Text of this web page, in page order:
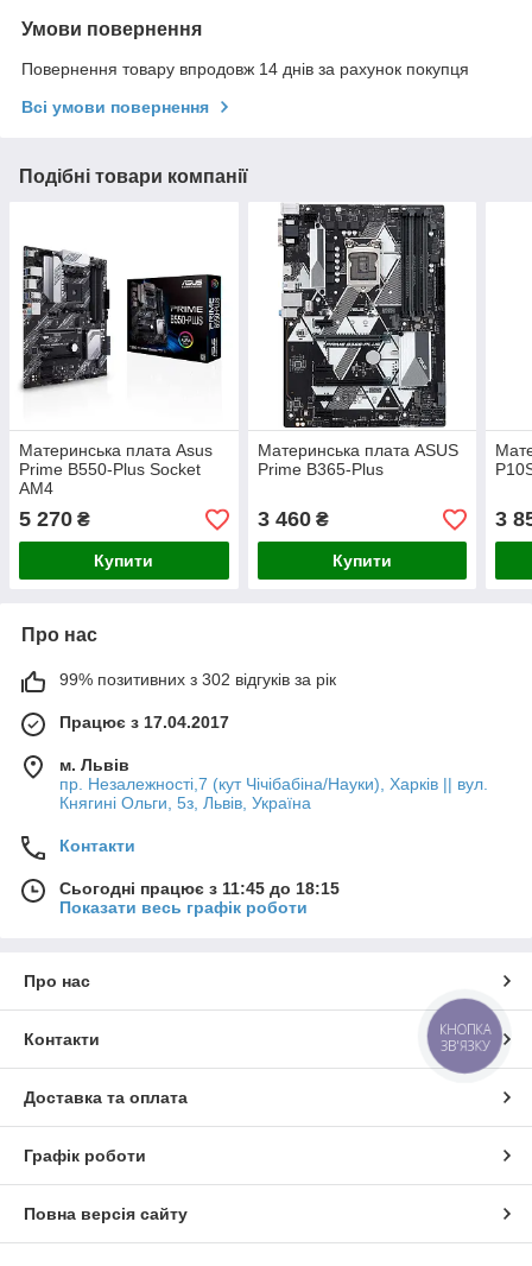
Умови повернення
Повернення товару впродовж 14 днів за рахунок покупця
Всі умови повернення
Подібні товари компанії
Материнська плата Asus
Prime B550-Plus Socket
AM4
5 270 ₴
Купити
Материнська плата ASUS
Prime B365-Plus
3 460₴
Купити
3
Про нас
99% позитивних з 302 відгуків за рік
Працює з 17.04.2017
м. Львів
пр. Незалежності,7 (кут Чічібабіна/Науки), Харків || вул.
Княгині Ольги, 5з, Львів, Україна
Контакти
Сьогодні працює з 11:45 до 18:15
Показати весь графік роботи
Про нас
Контакти
Доставка та оплата
Графік роботи
Повна версія сайту
КНОПКА
ЗВ'ЯЗКУ